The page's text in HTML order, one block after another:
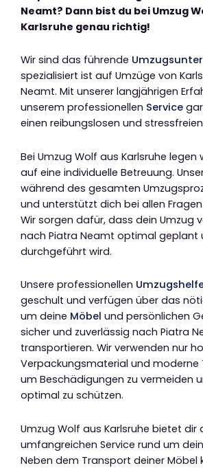
Neamt? Dann bist du bei Umzug
Karlsruhe genau richtig!
Wir sind das führende
spezialisiert ist auf Umzüge von
Neamt. Mit unserer langjährigen
unserem professionellen Service
einen reibungslosen und
Bei Umzug Wolf aus Karlsruhe legen
auf eine individuelle Betreuung.
während des gesamten
und unterstützt dich bei allen
Wir sorgen dafür, dass dein Umzug
nach Piatra Neamt optimal geplant
durchgeführt wird.
Unsere professionellen
geschult und verfügen über das
um deine Möbel und persönlichen
sicher und zuverlässig nach Piatra
transportieren. Wir verwenden nur
Verpackungsmaterial und moderne
um Beschädigungen zu vermeiden
optimal zu schützen.
Umzug Wolf aus Karlsruhe bietet dir
umfangreichen Service rund um
Neben dem Transport deiner Möbel